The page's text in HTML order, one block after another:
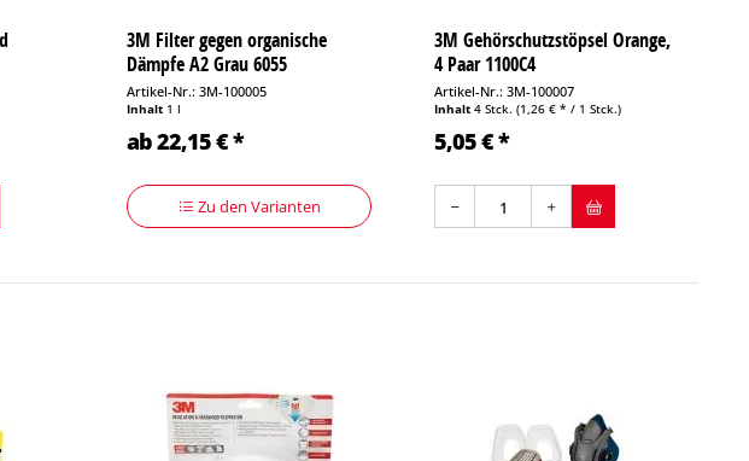
3M Filter gegen organische
Dämpfe A2 Grau 6055
Artikel-Nr.: 3M-100005
Inhalt 1 l
ab 22,15 € *
Zu den Varianten
3M Gehörschutzstöpsel Orange,
4 Paar 1100C4
Artikel-Nr.: 3M-100007
Inhalt4 Stck.(1,26 € * / 1 Stck.)
5,05 € *